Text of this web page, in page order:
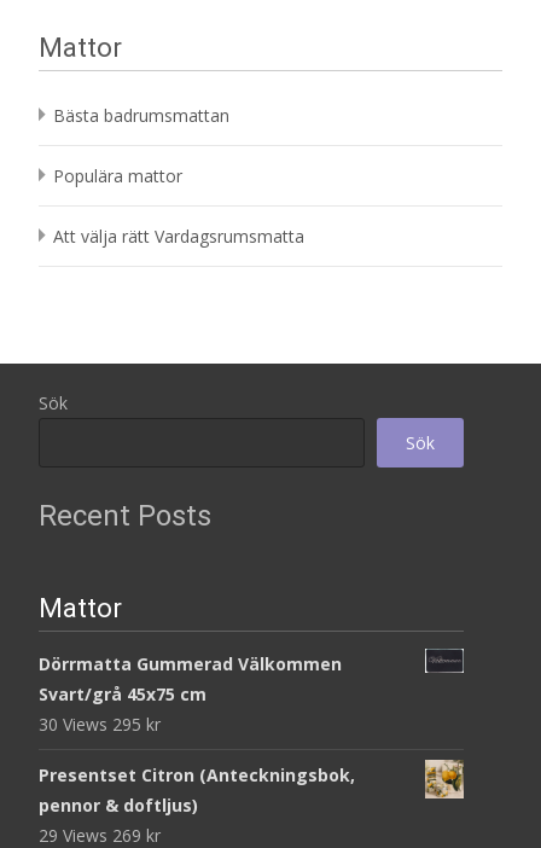
Mattor
Bästa badrumsmattan
Populära mattor
Att välja rätt Vardagsrumsmatta
Sök
Sök
Recent Posts
Mattor
Dörrmatta Gummerad Välkommen
Svart/grå 45x75 cm
30 Views 295 kr
Presentset Citron (Anteckningsbok,
pennor & doftljus)
29 Views 269 kr